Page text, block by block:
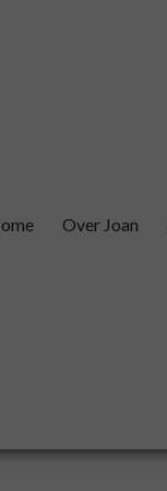
Over Joan